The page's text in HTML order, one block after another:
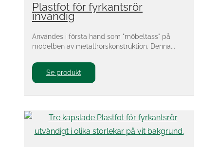
Plastfot för fyrkantsrör
invändig
Användes i första hand som "möbeltass" på
möbelben av metallrörskonstruktion. Denna...
Se produkt